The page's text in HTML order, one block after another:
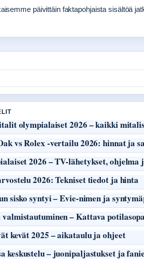
päivittäin faktapohjaista sisältöä
olympialaiset 2026 – kaikki
vs Rolex -vertailu 2026: hinnat ja
2026 – TV-lähetykset, ohjelma
2026: Tekniset tiedot ja hinta
sisko syntyi – Evie-nimen ja
– Kattava
kevät 2025 – aikataulu ja ohjeet
keskustelu – juonipaljastukset ja